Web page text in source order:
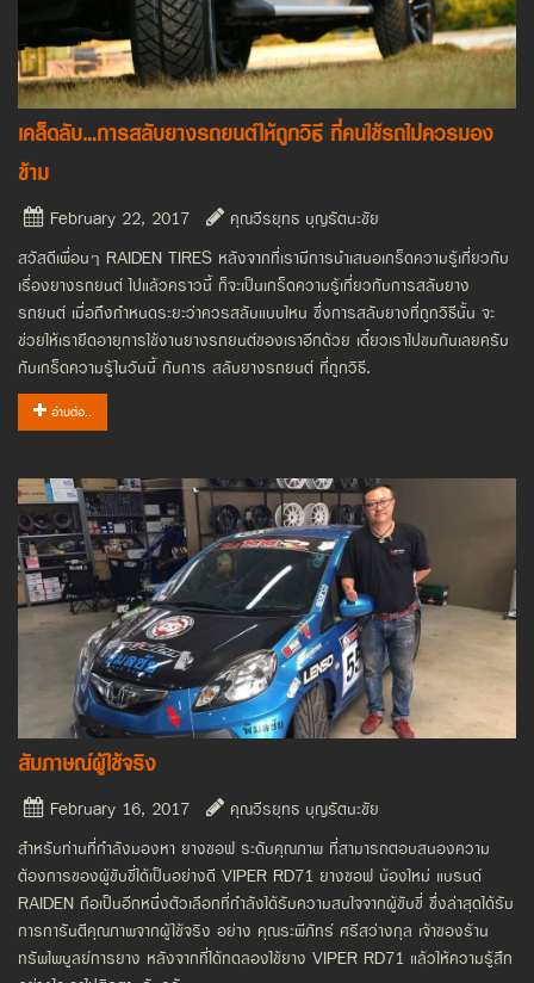
เคล็ดลับ...การสลับยางรถยนต์ให้ถูกวิธี ที่คนใช้รถไม่ควรมอง
ข้าม
February 22, 2017
คุณวีรยุทธ บุญรัตนะชัย
สวัสดีเพื่อนๆ RAIDEN TIRES หลังจากที่เรามีการนำเสนอเกร็ดความรู้เกี่ยวกับ
เรื่องยางรถยนต์ ไปแล้วคราวนี้ ก็จะเป็นเกร็ดความรู้เกี่ยวกับการสลับยาง
รถยนต์ เมื่อถึงกำหนดระยะว่าควรสลับแบบไหน ซึ่งการสลับยางที่ถูกวิธีนั้น จะ
ช่วยให้เรายืดอายุการใช้งานยางรถยนต์ของเราอีกด้วย เดี๋ยวเราไปชมกันเลยครับ
กับเกร็ดความรู้ในวันนี้ กับการ สลับยางรถยนต์ ที่ถูกวิธี.
อ่านต่อ..
สัมภาษณ์ผู้ใช้จริง
February 16, 2017
คุณวีรยุทธ บุญรัตนะชัย
สำหรับท่านที่กำลังมองหา ยางซอฟ ระดับคุณภาพ ที่สามารถตอบสนองความ
ต้องการของผู้ขับขี่ได้เป็นอย่างดี VIPER RD71 ยางซอฟ น้องใหม่ แบรนด์
RAIDEN ถือเป็นอีกหนึ่งตัวเลือกที่กำลังได้รับความสนใจจากผู้ขับขี่ ซึ่งล่าสุดได้รับ
การการันตีคุณภาพจากผู้ใช้จริง อย่าง คุณระพีภัทร์ ศรีสว่างกุล เจ้าของร้าน
ทรัพไพบูลย์การยาง หลังจากที่ได้ทดลองใช้ยาง VIPER RD71 แล้วให้ความรู้สึก